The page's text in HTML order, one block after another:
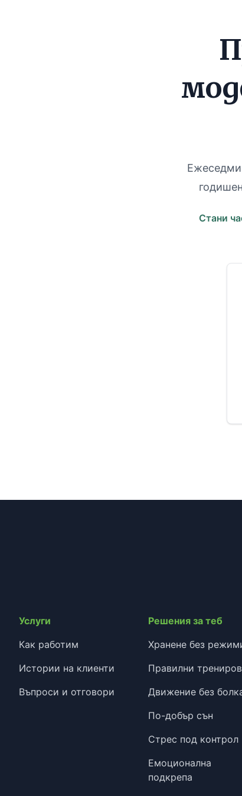
Стани
Услуги
Как работим
Истории на клиенти
Въпроси и отговори
Решения за теб
Хранене без
Правилни
Движение без
По-добър сън
Стрес под контрол
Емоционална
подкрепа